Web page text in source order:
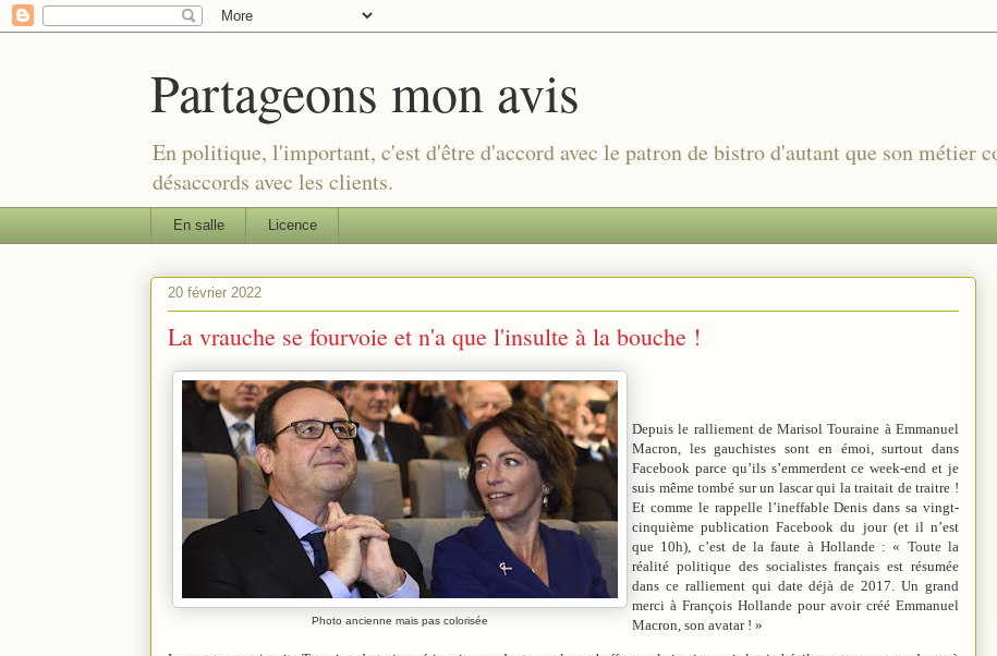
Partageons mon avis
En politique, l'important, c'est d'être d'accord avec le patron de bistro d'autant que son métier
désaccords avec les clients.
En salle Licence
20 février 2022
La vrauche se fourvoie et n'a que l'insulte à la bouche !
Photo ancienne mais pas colorisée
Depuis le ralliement de Marisol Touraine à Emmanuel
Macron, les gauchistes sont en émoi, surtout dans
Facebook parce qu’ils s’emmerdent ce week-end et je
suis même tombé sur un lascar qui la traitait de traitre !
Et comme le rappelle l’ineffable Denis dans sa vingt-
cinquième publication Facebook du jour (et il n’est
que 10h), c’est de la faute à Hollande : « Toute la
réalité politique des socialistes français est résumée
dans ce ralliement qui date déjà de 2017. Un grand
merci à François Hollande pour avoir créé Emmanuel
Macron, son avatar ! »